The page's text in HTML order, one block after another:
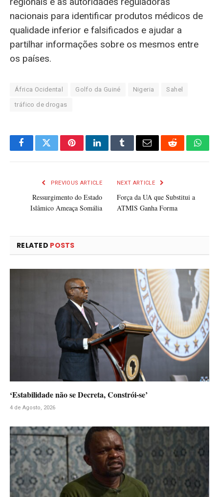
nacionais para identificar produtos médicos de
qualidade inferior e falsificados e ajudar a
partilhar informações sobre os mesmos entre
os países.
África Ocidental Golfo da Guiné Nigeria Sahel
tráfico de drogas
FacebookTwitterPinterestLinkedInTumblrEmail Reddit
PREVIOUS ARTICLE
Ressurgimento do Estado
Islâmico Ameaça Somália
NEXT ARTICLE
Força da UA que Substitui a
ATMIS Ganha Forma
RELATED POSTS
‘Estabilidade não se Decreta, Constrói-se’
4 de Agosto, 2026